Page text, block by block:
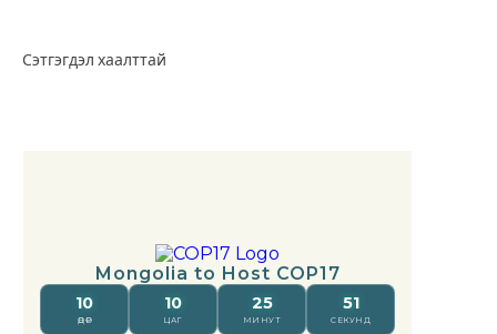
Сэтгэгдэл хаалттай